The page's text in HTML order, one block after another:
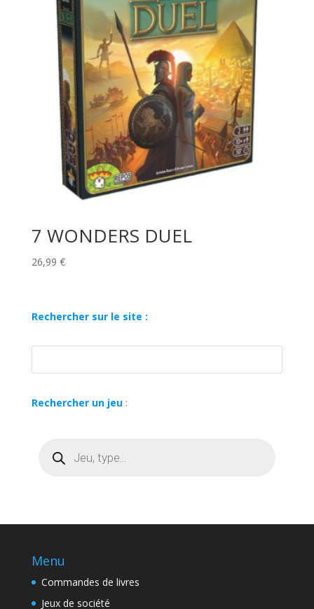
7 WONDERS DUEL
26,99 €
Rechercher sur le site :
Rechercher un jeu:
produits
Menu
Commandes de livres
Jeux de société